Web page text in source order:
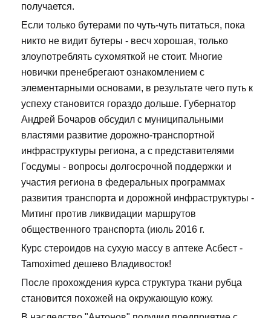
получается.
Если только бутерами по чуть-чуть питаться, пока
никто не видит бутеры - весч хорошая, только
злоупотреблять сухомяткой не стоит. Многие
новички пренебрегают ознакомлением с
элементарными основами, в результате чего путь к
успеху становится гораздо дольше. Губернатор
Андрей Бочаров обсудил с муниципальными
властями развитие дорожно-транспортной
инфраструктуры региона, а с представителями
Госдумы - вопросы долгосрочной поддержки и
участия региона в федеральных программах
развития транспорта и дорожной инфраструктуры -
Митинг против ликвидации маршрутов
общественного транспорта (июль 2016 г.
Курс стероидов на сухую массу в аптеке Асбест -
Tamoximed дешево Владивосток!
После прохождения курса структура ткани рубца
становится похожей на окружающую кожу.